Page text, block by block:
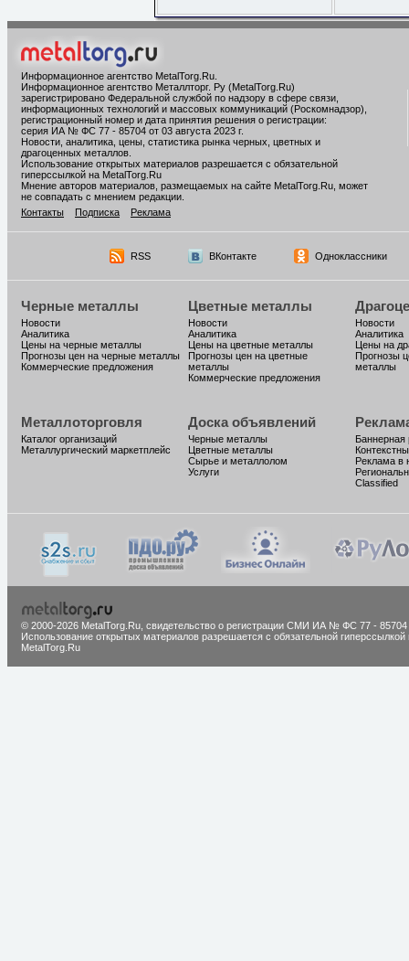
Информационное агентство MetalTorg.Ru
Информационное агентство Металлторг. Ру (MetalTorg.Ru)
зарегистрировано Федеральной службой по надзору в сфере связи,
информационных технологий и массовых коммуникаций (Роскомнадзор),
регистрационный номер и дата принятия решения о регистрации:
серия ИА № ФС 77 - 85704 от 03 августа 2023 г.
Новости, аналитика, цены, статистика рынка черных, цветных и
драгоценных металлов.
Использование открытых материалов разрешается с обязательной
гиперссылкой на MetalTorg.Ru
Мнение авторов материалов, размещаемых на сайте MetalTorg.Ru, может
не совпадать с мнением редакции.
Контакты
Подписка Реклама
RSS ВКонтакте Одноклассники
Черные металлы
Новости
Аналитика
Цены на черные металлы
Прогнозы цен на черные металлы
Коммерческие предложения
Цветные металлы
Новости
Аналитика
Цены на цветные металлы
Прогнозы цен на цветные
металлы
Коммерческие предложения
Новости
Аналитика
Цены на
Прогнозы
металлы
Металлоторговля
Каталог организаций
Металлургический маркетплейс
Доска объявлений
Черные металлы
Цветные металлы
Сырье и металлолом
Услуги
Баннерная
Реклама в
Classified
© 2000-2026 MetalTorg.Ru, cвидетельство о регистрации СМИ ИА № ФС 77 - 85704
Использование открытых материалов разрешается с обязательной гиперссылкой
MetalTorg.Ru